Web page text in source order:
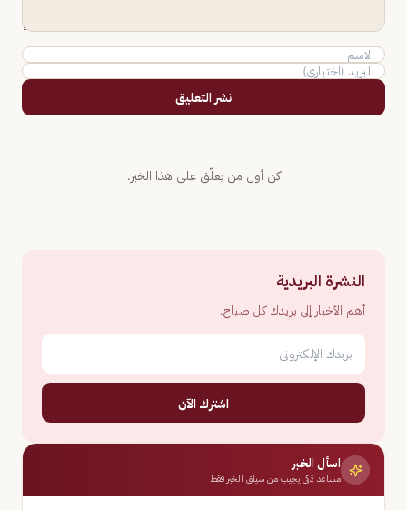
نشر التعليق
كن أول من يعلّق على هذا الخبر.
النشرة البريدية
أهم الأخبار إلى بريدك كل صباح.
اشترك الآن
اسأل الخبر
مساعد ذكي يجيب من سياق الخبر فقط